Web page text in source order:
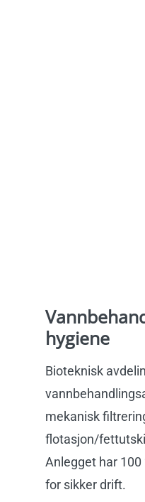
hygiene
Bioteknisk
mekanisk
flotasjon/
Anlegget har 100
for sikker drift.